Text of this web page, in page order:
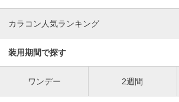
カラコン人気ランキング
装用期間で探す
ワンデー 2週間